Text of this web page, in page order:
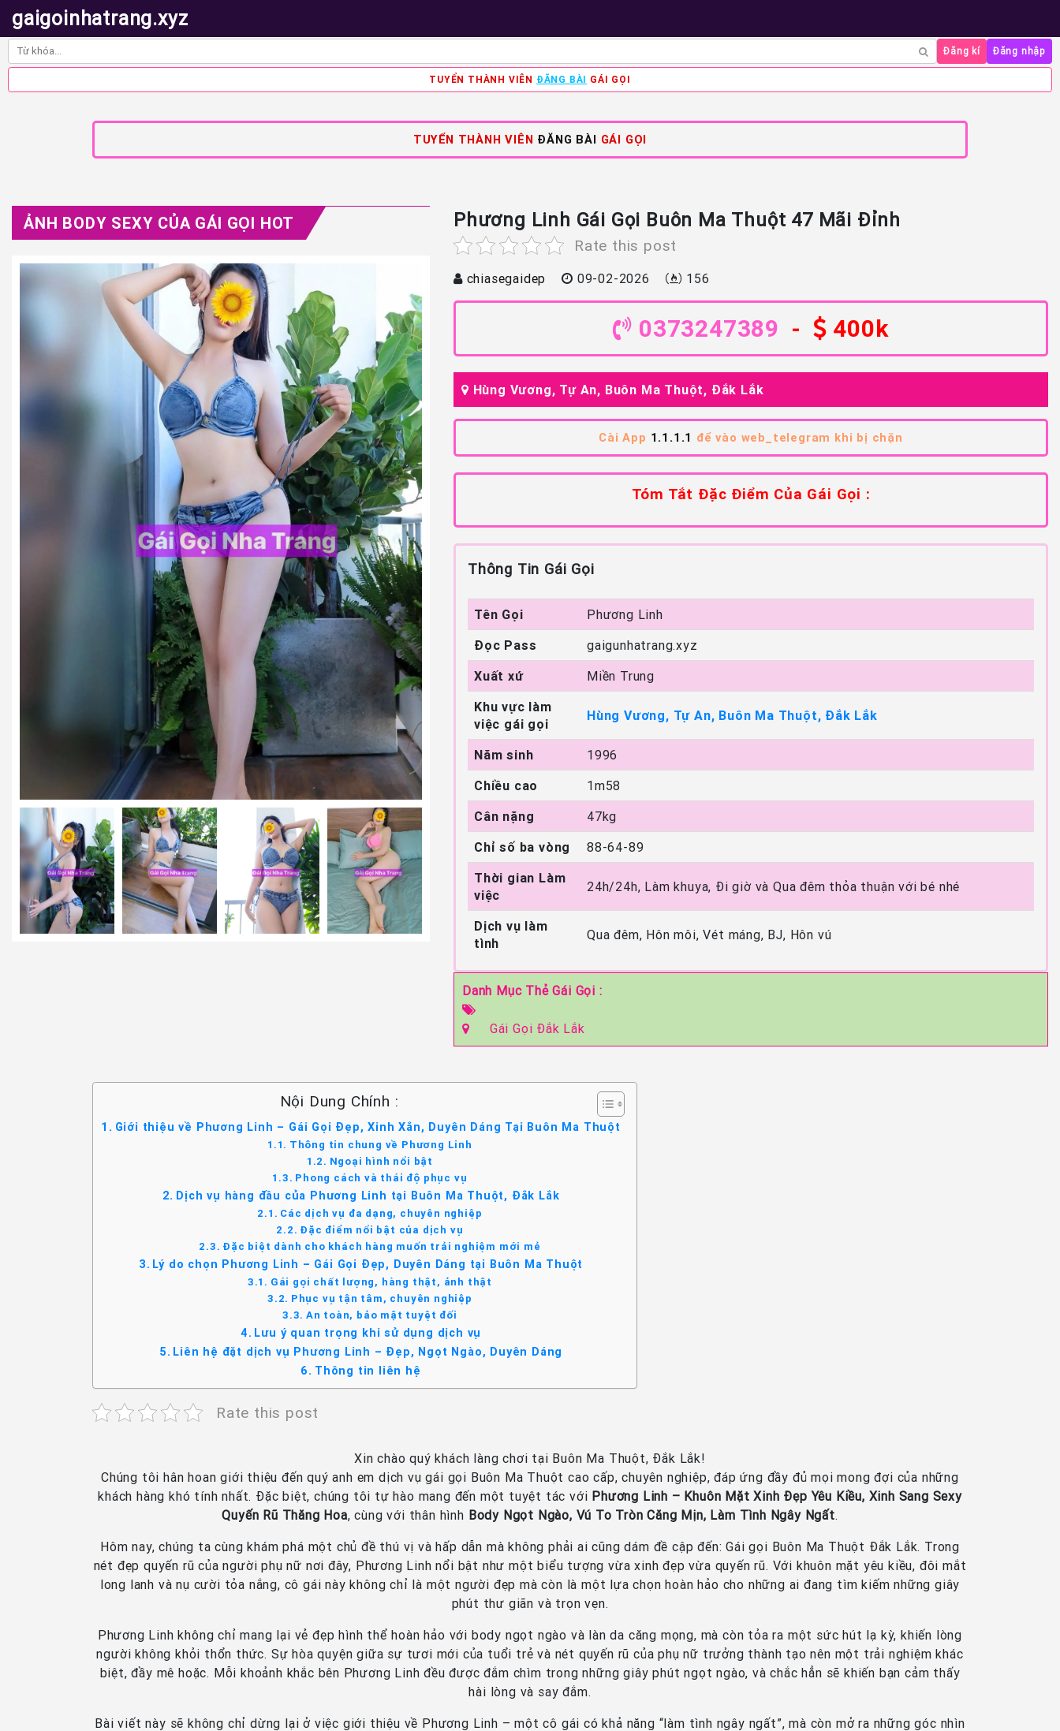
gaigoinhatrang.xyz
Đăng kí Đăng nhập
TUYỂN THÀNH VIÊN ĐĂNG BÀI GÁI GỌI
TUYỂN THÀNH VIÊN ĐĂNG BÀI GÁI GỌI
ẢNH BODY SEXY CỦA GÁI GỌI HOT Phương Linh Gái Gọi Buôn Ma Thuột 47 Mãi Đỉnh
Rate this post
chiasegaidep 09-02-2026 156
0373247389 - 400k
Hùng Vương, Tự An, Buôn Ma Thuột, Đắk Lắk
Cài App 1.1.1.1 để vào web_telegram khi bị chặn
Tóm Tắt Đặc Điểm Của Gái Gọi :
Thông Tin Gái Gọi
Tên Gọi
Phương Linh
Đọc Pass
gaigunhatrang.xyz
Xuất xứ
Miền Trung
Khu vực làm
việc gái gọi
Hùng Vương, Tự An, Buôn Ma Thuột, Đắk Lắk
Năm sinh
1996
Chiều cao
1m58
Cân nặng
47kg
Chỉ số ba vòng
88-64-89
Thời gian Làm
việc
24h/24h, Làm khuya, Đi giờ và Qua đêm thỏa thuận với bé nhé
Dịch vụ làm
tình
Qua đêm, Hôn môi, Vét máng, BJ, Hôn vú
Danh Mục Thẻ Gái Gọi :
Gái Gọi Đắk Lắk
Nội Dung Chính :
Giới thiệu về Phương Linh – Gái Gọi Đẹp, Xinh Xắn, Duyên Dáng Tại Buôn Ma Thuột
Thông tin chung về Phương Linh
Ngoại hình nổi bật
Phong cách và thái độ phục vụ
Dịch vụ hàng đầu của Phương Linh tại Buôn Ma Thuột, Đắk Lắk
Các dịch vụ đa dạng, chuyên nghiệp
Đặc điểm nổi bật của dịch vụ
Đặc biệt dành cho khách hàng muốn trải nghiệm mới mẻ
Lý do chọn Phương Linh – Gái Gọi Đẹp, Duyên Dáng tại Buôn Ma Thuột
Gái gọi chất lượng, hàng thật, ảnh thật
Phục vụ tận tâm, chuyên nghiệp
An toàn, bảo mật tuyệt đối
Lưu ý quan trọng khi sử dụng dịch vụ
Liên hệ đặt dịch vụ Phương Linh – Đẹp, Ngọt Ngào, Duyên Dáng
Thông tin liên hệ
Rate this post
Xin chào quý khách làng chơi tại Buôn Ma Thuột, Đắk Lắk!
Chúng tôi hân hoan giới thiệu đến quý anh em dịch vụ gái gọi Buôn Ma Thuột cao cấp, chuyên nghiệp, đáp ứng đầy đủ mọi mong đợi của những
khách hàng khó tính nhất. Đặc biệt, chúng tôi tự hào mang đến một tuyệt tác với Phương Linh – Khuôn Mặt Xinh Đẹp Yêu Kiều, Xinh Sang Sexy
Quyến Rũ Thăng Hoa, cùng với thân hình Body Ngọt Ngào, Vú To Tròn Căng Mịn, Làm Tình Ngây Ngất.
Hôm nay, chúng ta cùng khám phá một chủ đề thú vị và hấp dẫn mà không phải ai cũng dám đề cập đến: Gái gọi Buôn Ma Thuột Đắk Lắk. Trong
nét đẹp quyến rũ của người phụ nữ nơi đây, Phương Linh nổi bật như một biểu tượng vừa xinh đẹp vừa quyến rũ. Với khuôn mặt yêu kiều, đôi mắt
long lanh và nụ cười tỏa nắng, cô gái này không chỉ là một người đẹp mà còn là một lựa chọn hoàn hảo cho những ai đang tìm kiếm những giây
phút thư giãn và trọn vẹn.
Phương Linh không chỉ mang lại vẻ đẹp hình thể hoàn hảo với body ngọt ngào và làn da căng mọng, mà còn tỏa ra một sức hút lạ kỳ, khiến lòng
người không khỏi thổn thức. Sự hòa quyện giữa sự tươi mới của tuổi trẻ và nét quyến rũ của phụ nữ trưởng thành tạo nên một trải nghiệm khác
biệt, đầy mê hoặc. Mỗi khoảnh khắc bên Phương Linh đều được đắm chìm trong những giây phút ngọt ngào, và chắc hẳn sẽ khiến bạn cảm thấy
hài lòng và say đắm.
Bài viết này sẽ không chỉ dừng lại ở việc giới thiệu về Phương Linh – một cô gái có khả năng “làm tình ngây ngất”, mà còn mở ra những góc nhìn